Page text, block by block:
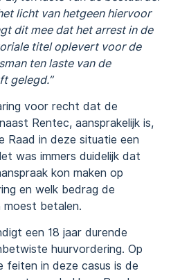
licht van hetgeen hiervoor
dit mee dat het arrest in de
titel oplevert voor de
ten laste van de
gelegd.”
voor recht dat de
Rentec, aansprakelijk is,
Raad in deze situatie een
was immers duidelijk dat
kon maken op
en welk bedrag de
moest betalen.
een 18 jaar durende
huurvordering. Op
feiten in deze casus is de